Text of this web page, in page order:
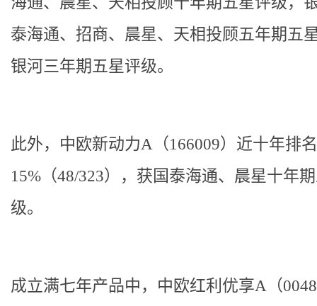
泰海通、招商、晨星、天相投顾五年期五
银河三年期五星评级。
此外， 中欧新动力A（166009） 近十年排
15%（48/323），获国泰海通、晨星十年
级。
成立满七年产品中， 中欧红利优享A（